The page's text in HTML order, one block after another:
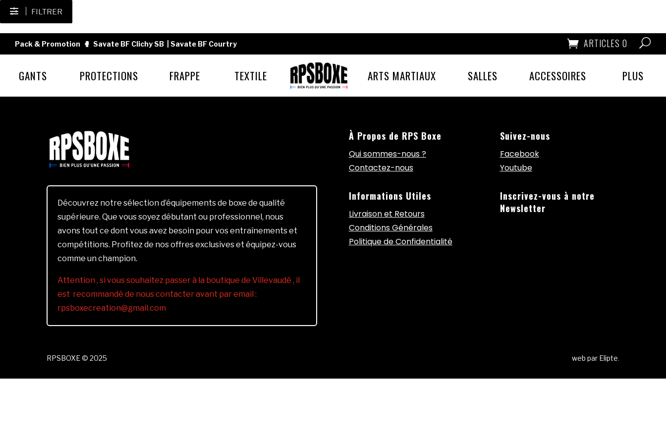
FILTRER
Pack & Promotion 🥊 Savate BF Clichy SB Savate BF Courtry ARTICLES 0
GANTS PROTECTIONS FRAPPE TEXTILE ARTS MARTIAUX SALLES ACCESSOIRES PLUS
Découvrez notre sélection d’équipements de boxe de qualité
supérieure. Que vous soyez débutant ou professionnel, nous
avons tout ce dont vous avez besoin pour vos entraînements et
compétitions. Profitez de nos offres exclusives et équipez-vous
comme un champion.
Attention , si vous souhaitez passer à la boutique de Villevaudé , il
est recommandé de nous contacter avant par email :
rpsboxecreation@gmail.com
À Propos de RPS Boxe
Qui sommes-nous ?
Contactez-nous
Informations Utiles
Livraison et Retours
Conditions Générales
Politique de Confidentialité
Suivez-nous
Facebook
Youtube
Inscrivez-vous à notre
Newsletter
RPSBOXE © 2025 web par Elipte.